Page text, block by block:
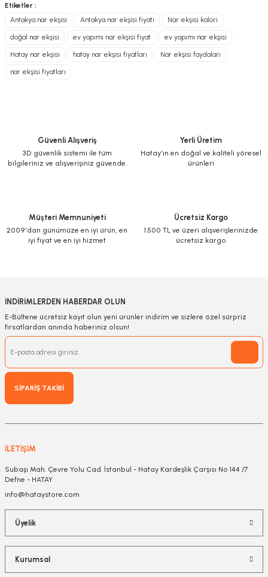
HatayStore.com’dan aldığım nar ekşisi gerçekten beklentimin çok
dengesiyle sofralarımızın vazgeçilmezi oldu. Özellikle salatalarda ve et
Paketleme özenliydi, kargo hızlı geldi ve ürün tamamen doğal olduğu için
Yorum Yaz
Bu ürünün fiyat bilgisi, resim, ürün açıklamalarında ve diğer konularda
yetersiz gördüğünüz noktaları öneri formunu kullanarak tarafımıza
Görüş ve önerileriniz için teşekkür ederiz.
Ürün resmi kalitesiz, bozuk veya görüntülenemiyor.
Bu ürüne benzer farklı alternatifler olmalı.
Etiketler :
Antakya nar ekşisi
Antakya nar ekşisi fiyatı Nar ekşisi kalori
doğal nar ekşisi ev yapımı nar ekşisi fiyat ev yapımı nar ekşisi
Hatay nar ekşisi hatay nar ekşisi fiyatları Nar ekşisi faydaları
nar ekşisi fiyatları
Güvenli Alışveriş
3D güvenlik sistemi ile tüm
bilgileriniz ve alışverişiniz güvende.
Yerli Üretim
Hatay'ın en doğal ve kaliteli yöresel
ürünleri
Müşteri Memnuniyeti
2009'dan günümüze en iyi ürün, en
iyi fiyat ve en iyi hizmet
Ücretsiz Kargo
1.500 TL ve üzeri alışverişlerinizde
ücretsiz kargo
İNDİRİMLERDEN HABERDAR OLUN
E-Bültene ücretsiz kayıt olun yeni ürünler indirim ve sizlere özel sürpriz
fırsatlardan anında haberiniz olsun!
SİPARİŞ TAKİBİ
İLETİŞİM
Subaşı Mah. Çevre Yolu Cad. İstanbul - Hatay Kardeşlik Çarşısı No 144 /7
Defne - HATAY
info@hataystore.com
Üyelik
Kurumsal